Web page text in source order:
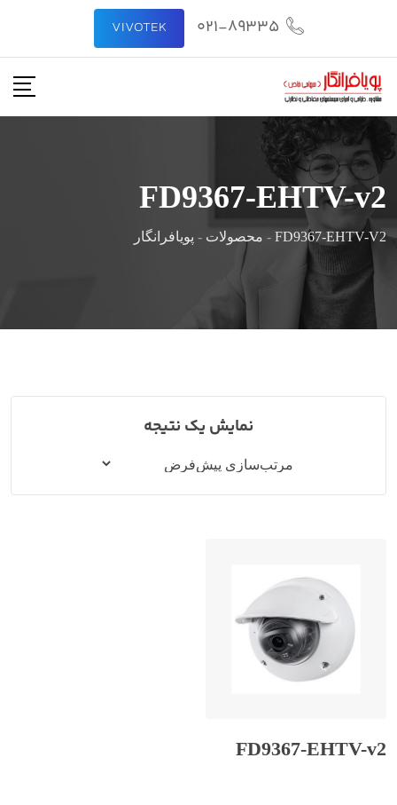
محتوا
021-89335
VIVOTEK
FD9367-EHTV-v2
FD9367-EHTV-V2
- محصولات - پویافرانگار
نمایش یک نتیجه
FD9367-EHTV-v2